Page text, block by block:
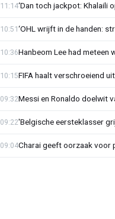
‘Dan toch jackpot: Khalaili
11:14
‘OHL wrijft in de handen:
10:51
Hanbeom Lee had meteen
10:36
FIFA haalt verschroeiend
10:15
Messi en Ronaldo doelwit
09:32
'Belgische eersteklasser
09:22
Charai geeft oorzaak voor
09:04